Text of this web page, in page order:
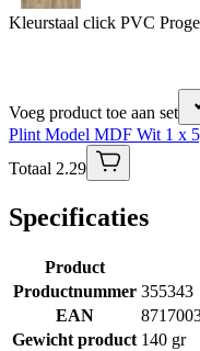
Kleurstaal click PVC
Voeg product toe aan set
Plint Model MDF Wit 1 x
Totaal 2.29
Specificaties
Product
Productnummer 355343
EAN
Gewicht product 140 gr